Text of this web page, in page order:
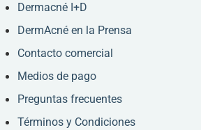
Dermacné I+D
DermAcné en la Prensa
Contacto comercial
Medios de pago
Preguntas frecuentes
Términos y Condiciones